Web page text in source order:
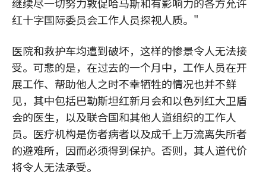
红十字国际委员会工作人员探视人质。"
医院和救护车均遭到破坏，这样的惨景令人无法接
受。可悲的是，在过去的一个月中，工作人员在开
展工作、帮助他人之时不幸牺牲的情况也并不鲜
见，其中包括巴勒斯坦红新月会和以色列红大卫盾
会的医生，以及联合国和其他人道组织的工作人
员。医疗机构是伤者病者以及成千上万流离失所者
的避难所，因而必须得到保护。否则，其人道代价
将令人无法承受。